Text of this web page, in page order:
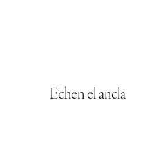
Echen el ancla